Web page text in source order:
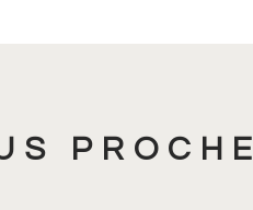
PROCHE